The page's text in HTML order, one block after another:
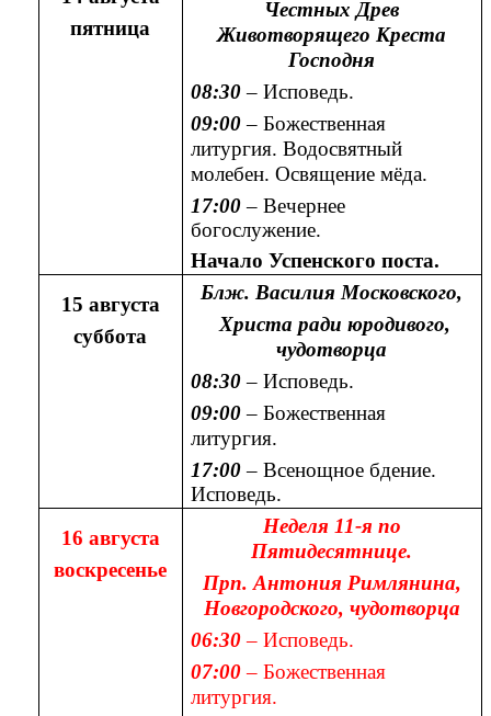
пятница
Честных Древ
Животворящего Креста
Господня
08:30– Исповедь.
09:00– Божественная
литургия. Водосвятный
молебен. Освящение мёда.
17:00 – Вечернее
богослужение.
Начало Успенского поста.
15 августа
суббота
Блж. Василия Московского,
Христа ради юродивого,
чудотворца
08:30– Исповедь.
09:00– Божественная
литургия.
17:00– Всенощное бдение.
Исповедь.
16 августа
воскресенье
Неделя 11-я по
Пятидесятнице.
Прп. Антония Римлянина,
Новгородского, чудотворца
06:30– Исповедь.
07:00– Божественная
литургия.